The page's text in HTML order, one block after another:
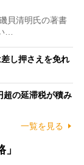
貝清明氏の著書
…
し押さえを免れ
の延滞税が積み
一覧を見る